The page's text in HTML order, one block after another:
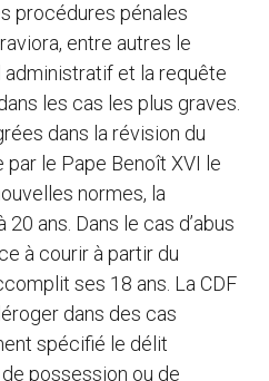
procédures pénales
entre autres le
et la requête
les cas les plus graves.
dans la révision du
le Pape Benoît XVI le
normes, la
ans. Dans le cas d’abus
à courir à partir du
ses 18 ans. La CDF
dans des cas
spécifié le délit
possession ou de